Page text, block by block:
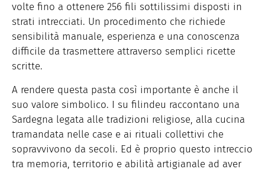
volte fino a ottenere 256 fili sottilissimi disposti in
strati intrecciati. Un procedimento che richiede
sensibilità manuale, esperienza e una conoscenza
difficile da trasmettere attraverso semplici ricette
scritte.
A rendere questa pasta così importante è anche il
suo valore simbolico. I su filindeu raccontano una
Sardegna legata alle tradizioni religiose, alla cucina
tramandata nelle case e ai rituali collettivi che
sopravvivono da secoli. Ed è proprio questo intreccio
tra memoria, territorio e abilità artigianale ad aver